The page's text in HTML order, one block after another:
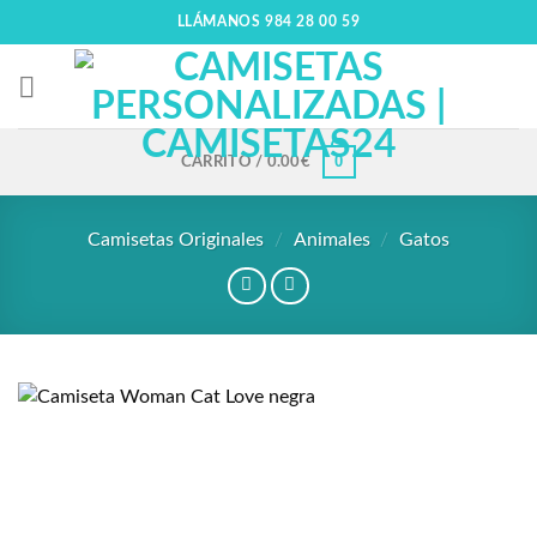
LLÁMANOS 984 28 00 59
CARRITO /0.00€ 0
Camisetas Originales / Animales / Gatos